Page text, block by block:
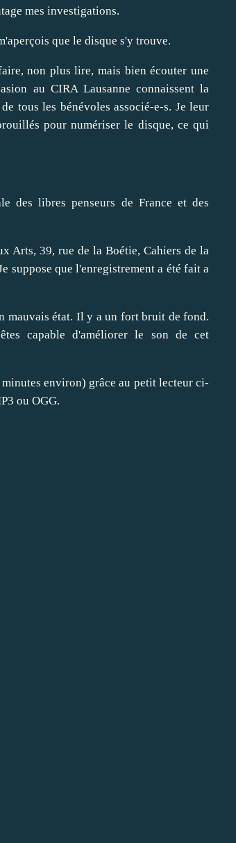
mes investigations.
que le disque s'y trouve.
non plus lire, mais bien écouter une
au CIRA Lausanne connaissent la
tous les bénévoles associé-e-s. Je leur
pour numériser le disque, ce qui
des libres penseurs de France et des
Arts, 39, rue de la Boétie, Cahiers de la
suppose que l'enregistrement a été fait a
mauvais état. Il y a un fort bruit de fond.
capable d'améliorer le son de cet
environ) grâce au petit lecteur ci-
ou OGG.